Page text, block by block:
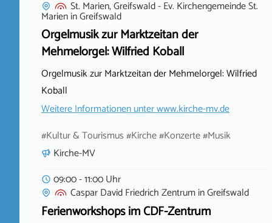
St. Marien, Greifswald - Ev. Kirchengemeinde St.
MarieninGreifswald
Orgelmusik zur Marktzeitan der
Mehmelorgel: Wilfried Koball
Orgelmusik zur Marktzeitan der Mehmelorgel: Wilfried
Koball
Weitere Informationen unterwww.kirche-mv.de
#Kultur & Tourismus #Kirche #Konzerte #Musik
Kirche-MV
09:00 - 11:00 Uhr
Caspar David Friedrich ZentruminGreifswald
Ferienworkshops im CDF-Zentrum